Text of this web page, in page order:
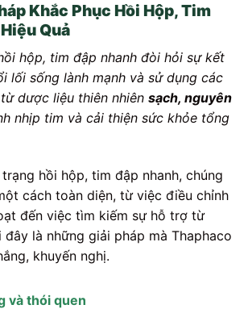
Khắc Phục Hồi Hộp, Tim
Quả
hộp, tim đập nhanh đòi hỏi sự kết
lối sống lành mạnh và sử dụng các
dược liệu thiên nhiên sạch, nguyên
nhịp tim và cải thiện sức khỏe tổng
hồi hộp, tim đập nhanh, chúng
cách toàn diện, từ việc điều chỉnh
đến việc tìm kiếm sự hỗ trợ từ
đây là những giải pháp mà Thaphaco
khuyến nghị.
và thói quen